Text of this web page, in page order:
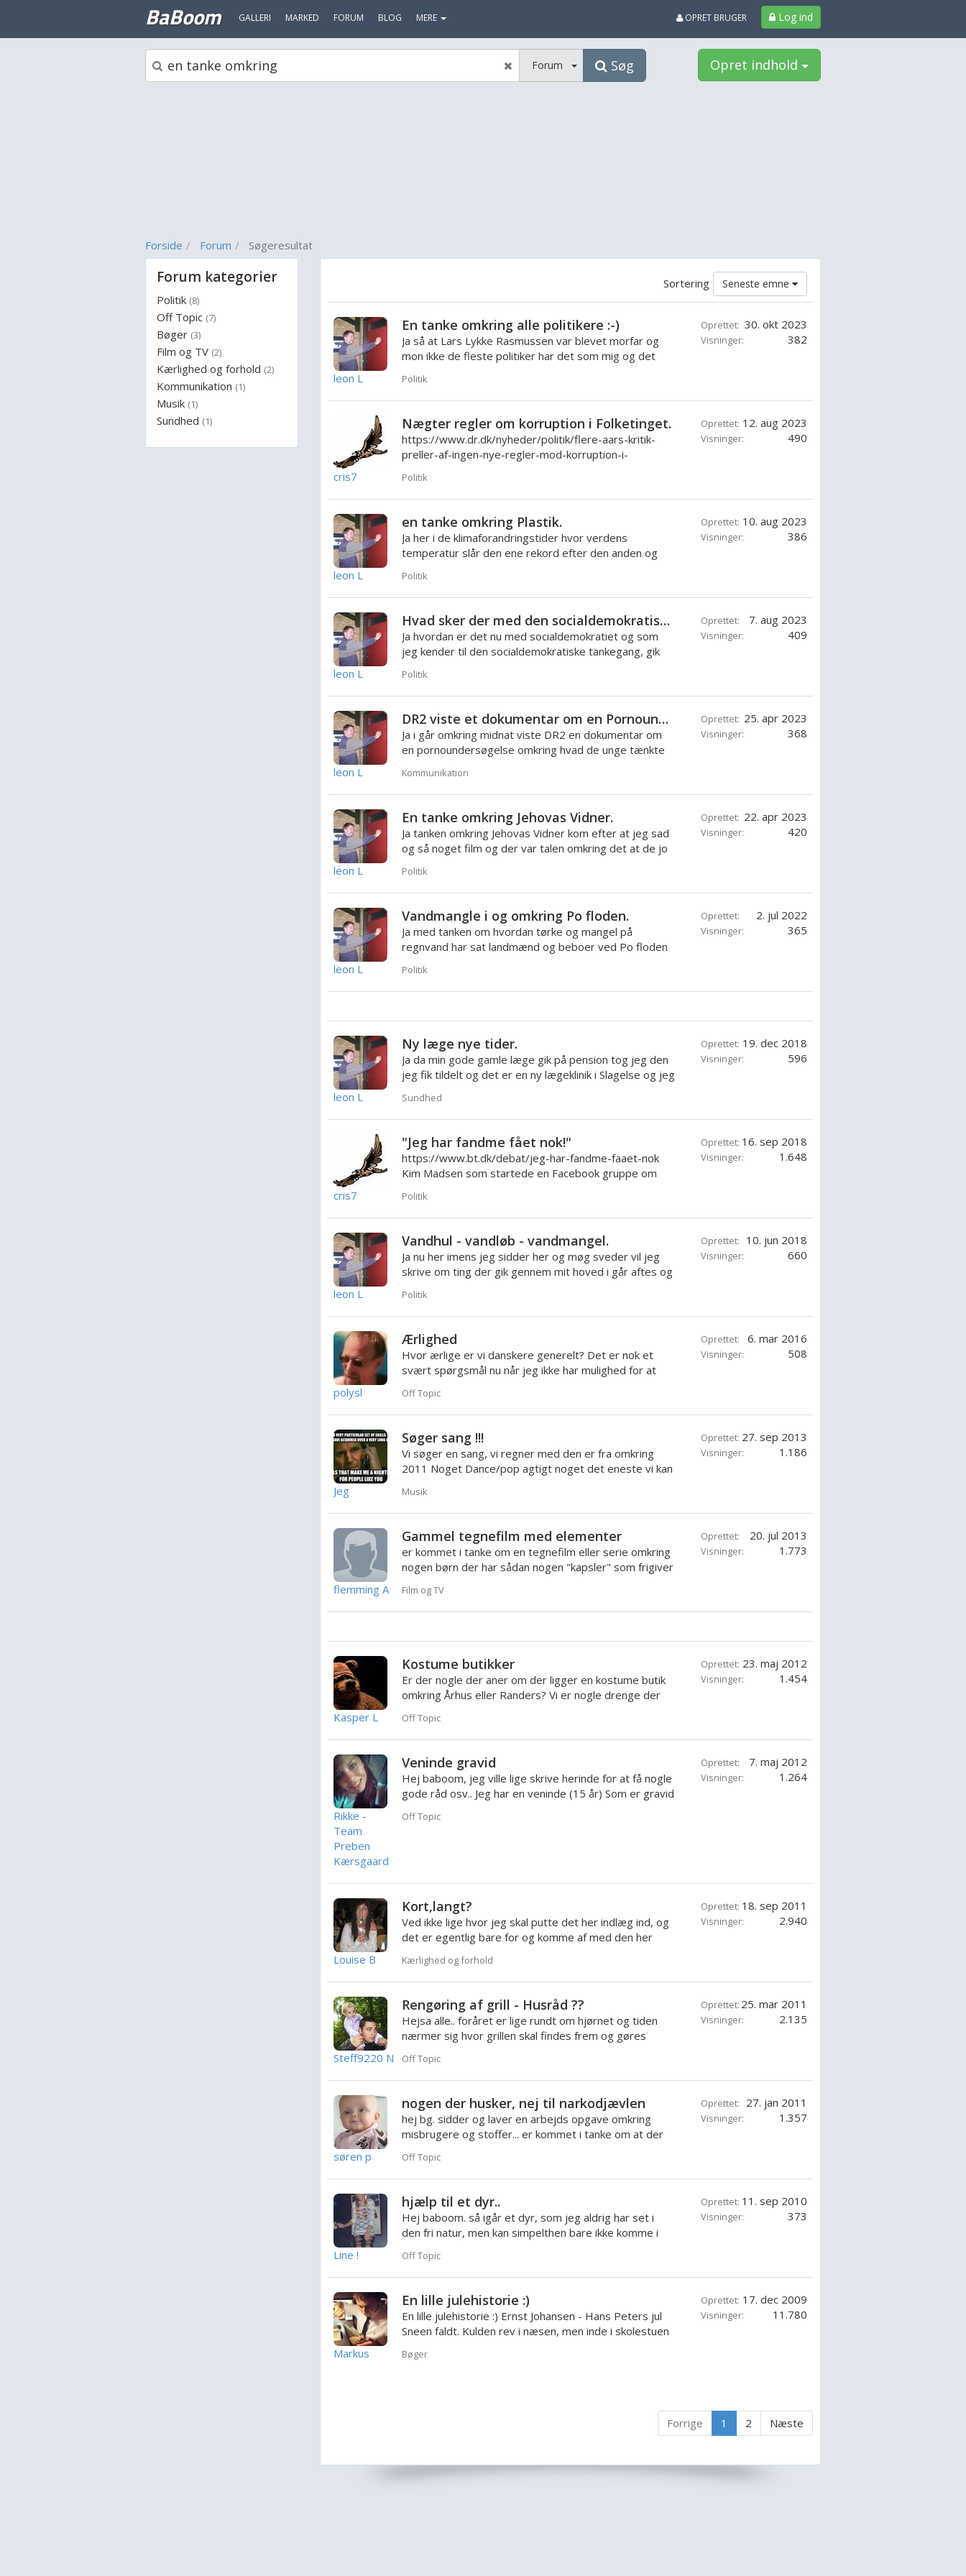
BaBoom GALLERI MARKED FORUM BLOG MERE Log ind
OPRET BRUGER
Forum Søg Opret indhold
Forside Forum Søgeresultat
Forum kategorier
Politik (8)
Off Topic (7)
Bøger (3)
Film og TV (2)
Kærlighed og forhold (2)
Kommunikation (1)
Musik (1)
Sundhed (1)
Seneste emne
Sortering
leon L
En tanke omkring alle politikere :-)
Ja så at Lars Lykke Rasmussen var blevet morfar og
mon ikke de fleste politiker har det som mig og det
Politik
Oprettet: 30. okt 2023
Visninger: 382
cris7
Nægter regler om korruption i Folketinget.
https://www.dr.dk/nyheder/politik/flere-aars-kritik-
preller-af-ingen-nye-regler-mod-korruption-i-
Politik
Oprettet: 12. aug 2023
Visninger: 490
leon L
en tanke omkring Plastik.
Ja her i de klimaforandringstider hvor verdens
temperatur slår den ene rekord efter den anden og
Politik
Oprettet: 10. aug 2023
Visninger: 386
leon L
Hvad sker der med den socialdemokratiske tankegang.
Ja hvordan er det nu med socialdemokratiet og som
jeg kender til den socialdemokratiske tankegang, gik
Politik
Oprettet: 7. aug 2023
Visninger: 409
leon L
DR2 viste et dokumentar om en Pornoundersøgelse i Norge.
Ja i går omkring midnat viste DR2 en dokumentar om
en pornoundersøgelse omkring hvad de unge tænkte
Kommunikation
Oprettet: 25. apr 2023
Visninger: 368
leon L
En tanke omkring Jehovas Vidner.
Ja tanken omkring Jehovas Vidner kom efter at jeg sad
og så noget film og der var talen omkring det at de jo
Politik
Oprettet: 22. apr 2023
Visninger: 420
leon L
Vandmangle i og omkring Po floden.
Ja med tanken om hvordan tørke og mangel på
regnvand har sat landmænd og beboer ved Po floden
Politik
Oprettet: 2. jul 2022
Visninger: 365
leon L
Ny læge nye tider.
Ja da min gode gamle læge gik på pension tog jeg den
jeg fik tildelt og det er en ny lægeklinik i Slagelse og jeg
Sundhed
Oprettet: 19. dec 2018
Visninger: 596
cris7
"Jeg har fandme fået nok!"
https://www.bt.dk/debat/jeg-har-fandme-faaet-nok
Kim Madsen som startede en Facebook gruppe om
Politik
Oprettet: 16. sep 2018
Visninger: 1.648
leon L
Vandhul - vandløb - vandmangel.
Ja nu her imens jeg sidder her og møg sveder vil jeg
skrive om ting der gik gennem mit hoved i går aftes og
Politik
Oprettet: 10. jun 2018
Visninger: 660
polysl
Ærlighed
Hvor ærlige er vi danskere generelt? Det er nok et
svært spørgsmål nu når jeg ikke har mulighed for at
Off Topic
Oprettet: 6. mar 2016
Visninger: 508
Jeg
Søger sang !!!
Vi søger en sang, vi regner med den er fra omkring
2011 Noget Dance/pop agtigt noget det eneste vi kan
Musik
Oprettet: 27. sep 2013
Visninger: 1.186
flemming A
Gammel tegnefilm med elementer
er kommet i tanke om en tegnefilm eller serie omkring
nogen børn der har sådan nogen "kapsler" som frigiver
Film og TV
Oprettet: 20. jul 2013
Visninger: 1.773
Kasper L
Kostume butikker
Er der nogle der aner om der ligger en kostume butik
omkring Århus eller Randers? Vi er nogle drenge der
Off Topic
Oprettet: 23. maj 2012
Visninger: 1.454
Rikke -
Team
Preben
Kærsgaard
Veninde gravid
Hej baboom, jeg ville lige skrive herinde for at få nogle
gode råd osv.. Jeg har en veninde (15 år) Som er gravid
Off Topic
Oprettet: 7. maj 2012
Visninger: 1.264
Louise B
Kort,langt?
Ved ikke lige hvor jeg skal putte det her indlæg ind, og
det er egentlig bare for og komme af med den her
Kærlighed og forhold
Oprettet: 18. sep 2011
Visninger: 2.940
Steff9220 N
Rengøring af grill - Husråd ??
Hejsa alle.. foråret er lige rundt om hjørnet og tiden
nærmer sig hvor grillen skal findes frem og gøres
Off Topic
Oprettet: 25. mar 2011
Visninger: 2.135
søren p
nogen der husker, nej til narkodjævlen
hej bg. sidder og laver en arbejds opgave omkring
misbrugere og stoffer... er kommet i tanke om at der
Off Topic
Oprettet: 27. jan 2011
Visninger: 1.357
Line !
hjælp til et dyr..
Hej baboom. så igår et dyr, som jeg aldrig har set i
den fri natur, men kan simpelthen bare ikke komme i
Off Topic
Oprettet: 11. sep 2010
Visninger: 373
Markus
En lille julehistorie :)
En lille julehistorie :) Ernst Johansen - Hans Peters jul
Sneen faldt. Kulden rev i næsen, men inde i skolestuen
Bøger
Oprettet: 17. dec 2009
Visninger: 11.780
Forrige 1 2 Næste